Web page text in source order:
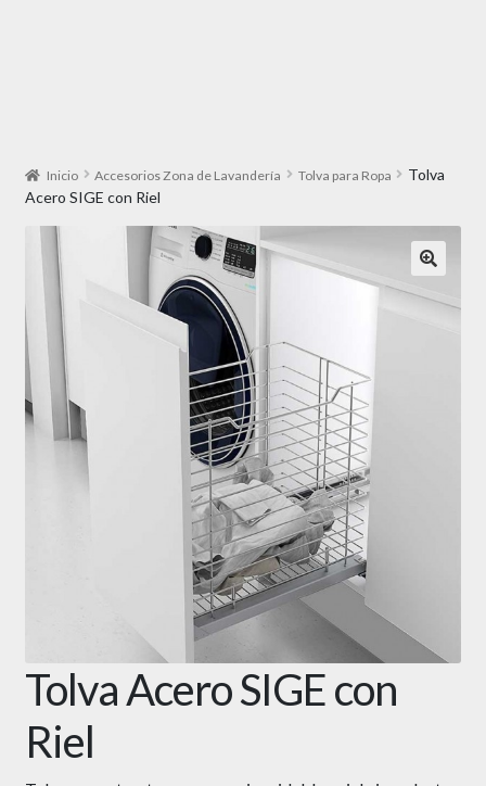
Inicio Accesorios Zona de Lavandería Tolva para Ropa
Tolva
Acero SIGE con Riel
Tolva Acero SIGE con
Riel